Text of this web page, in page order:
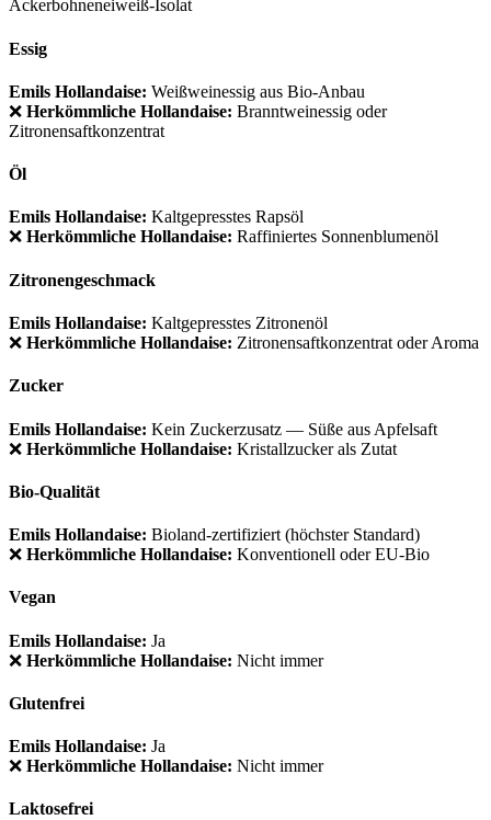
Ackerbohneneiweiß-Isolat
Essig
Emils Hollandaise: Weißweinessig aus Bio-Anbau
❌ Herkömmliche Hollandaise: Branntweinessig oder
Zitronensaftkonzentrat
Öl
Emils Hollandaise: Kaltgepresstes Rapsöl
❌ Herkömmliche Hollandaise: Raffiniertes Sonnenblumenöl
Zitronengeschmack
Emils Hollandaise: Kaltgepresstes Zitronenöl
❌ Herkömmliche Hollandaise: Zitronensaftkonzentrat oder Aroma
Zucker
Emils Hollandaise: Kein Zuckerzusatz — Süße aus Apfelsaft
❌ Herkömmliche Hollandaise: Kristallzucker als Zutat
Bio-Qualität
Emils Hollandaise: Bioland-zertifiziert (höchster Standard)
❌ Herkömmliche Hollandaise: Konventionell oder EU-Bio
Vegan
Emils Hollandaise: Ja
❌ Herkömmliche Hollandaise: Nicht immer
Glutenfrei
Emils Hollandaise: Ja
❌ Herkömmliche Hollandaise: Nicht immer
Laktosefrei